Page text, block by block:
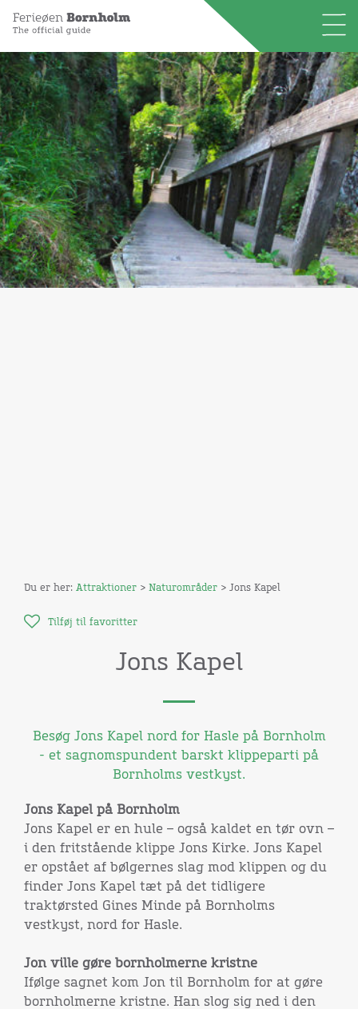
Du er her: Attraktioner > Naturområder > Jons Kapel
Tilføj til favoritter
Jons Kapel
Besøg Jons Kapel nord for Hasle på Bornholm
- et sagnomspundent barskt klippeparti på
Bornholms vestkyst.
Jons Kapel på Bornholm
Jons Kapel er en hule – også kaldet en tør ovn –
i den fritstående klippe Jons Kirke. Jons Kapel
er opstået af bølgernes slag mod klippen og du
finder Jons Kapel tæt på det tidligere
traktørsted Gines Minde på Bornholms
vestkyst, nord for Hasle.
Jon ville gøre bornholmerne kristne
Ifølge sagnet kom Jon til Bornholm for at gøre
bornholmerne kristne. Han slog sig ned i den